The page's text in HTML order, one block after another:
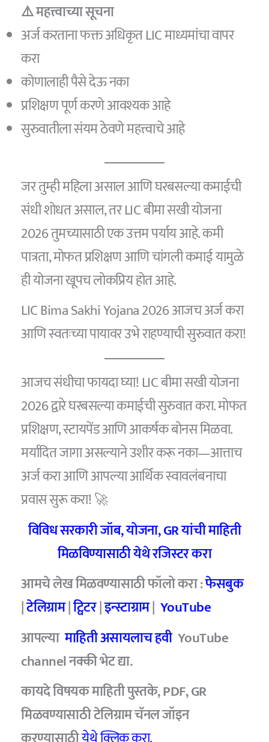
⚠️ महत्त्वाच्या सूचना
अर्ज करताना फक्त अधिकृत LIC माध्यमांचा वापर
करा
कोणालाही पैसे देऊ नका
प्रशिक्षण पूर्ण करणे आवश्यक आहे
सुरुवातीला संयम ठेवणे महत्त्वाचे आहे
जर तुम्ही महिला असाल आणि घरबसल्या कमाईची
संधी शोधत असाल, तर LIC बीमा सखी योजना
2026 तुमच्यासाठी एक उत्तम पर्याय आहे. कमी
पात्रता, मोफत प्रशिक्षण आणि चांगली कमाई यामुळे
ही योजना खूपच लोकप्रिय होत आहे.
LIC Bima Sakhi Yojana 2026 आजच अर्ज करा
आणि स्वतःच्या पायावर उभे राहण्याची सुरुवात करा!
आजच संधीचा फायदा घ्या! LIC बीमा सखी योजना
2026 द्वारे घरबसल्या कमाईची सुरुवात करा. मोफत
प्रशिक्षण, स्टायपेंड आणि आकर्षक बोनस मिळवा.
मर्यादित जागा असल्याने उशीर करू नका—आत्ताच
अर्ज करा आणि आपल्या आर्थिक स्वावलंबनाचा
प्रवास सुरू करा! 🚀
विविध सरकारी जॉब, योजना, GR यांची माहिती
मिळविण्यासाठी येथे रजिस्टर करा
आमचे लेख मिळवण्यासाठी फॉलो करा :फेसबुक
|टेलिग्राम|ट्विटर|इन्स्टाग्राम| YouTube
आपल्यामाहिती असायलाच हवीYouTube
channel नक्की भेट द्या.
कायदे विषयक माहिती पुस्तके, PDF, GR
मिळवण्यासाठी टेलिग्राम चॅनल जॉइन